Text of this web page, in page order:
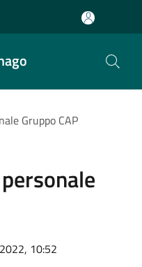
Gruppo CAP
10:52